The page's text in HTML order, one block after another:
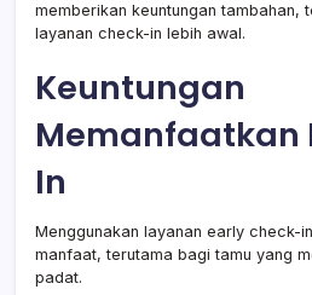
memberikan keuntungan tambahan,
layanan check-in lebih awal.
Keuntungan
Memanfaatkan
In
Menggunakan layanan early check-
manfaat, terutama bagi tamu yang
padat.